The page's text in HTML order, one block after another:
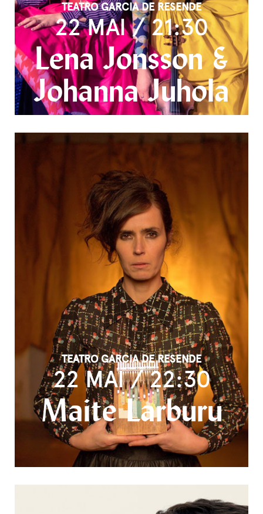
TEATRO GARCIA DE RESENDE
22 MAI / 21:30
Lena Jonsson &
Johanna Juhola
TEATRO GARCIA DE RESENDE
22 MAI / 22:30
Maite Larburu